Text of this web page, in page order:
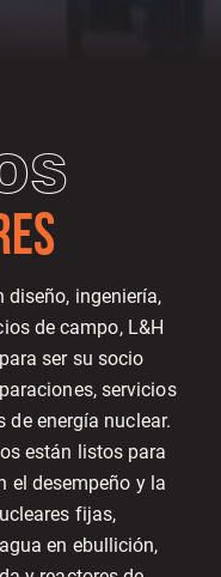
diseño, ingeniería,
de campo, L&H
ser su socio
servicios
de energía nuclear.
están listos para
el desempeño y la
fijas,
en ebullición,